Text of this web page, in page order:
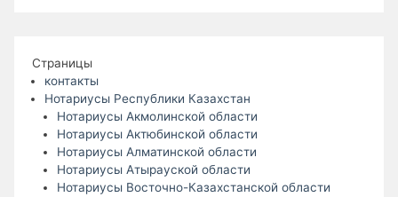
Страницы
контакты
Нотариусы Республики Казахстан
Нотариусы Акмолинской области
Нотариусы Актюбинской области
Нотариусы Алматинской области
Нотариусы Атырауской области
Нотариусы Восточно-Казахстанской области